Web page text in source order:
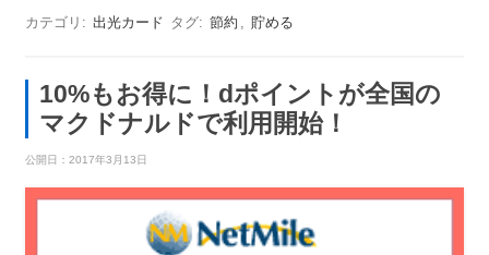
カテゴリ: 出光カード タグ: 節約 , 貯める
10%もお得に！dポイントが全国の
マクドナルドで利用開始！
公開日： 2017年3月13日